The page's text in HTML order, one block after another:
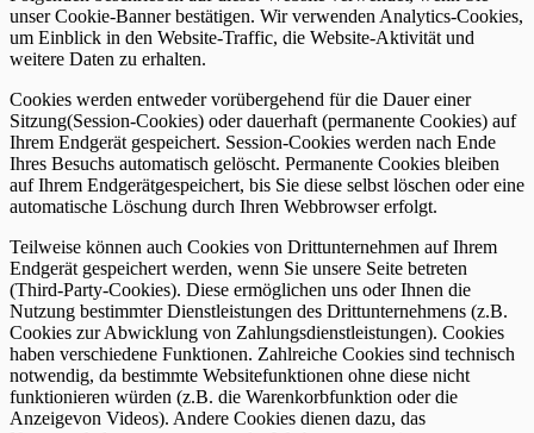
unser Cookie-Banner bestätigen. Wir verwenden Analytics-Cookies,
um Einblick in den Website-Traffic, die Website-Aktivität und
weitere Daten zu erhalten.
Cookies werden entweder vorübergehend für die Dauer einer
Sitzung(Session-Cookies) oder dauerhaft (permanente Cookies) auf
Ihrem Endgerät gespeichert. Session-Cookies werden nach Ende
Ihres Besuchs automatisch gelöscht. Permanente Cookies bleiben
auf Ihrem Endgerätgespeichert, bis Sie diese selbst löschen oder eine
automatische Löschung durch Ihren Webbrowser erfolgt.
Teilweise können auch Cookies von Drittunternehmen auf Ihrem
Endgerät gespeichert werden, wenn Sie unsere Seite betreten
(Third-Party-Cookies). Diese ermöglichen uns oder Ihnen die
Nutzung bestimmter Dienstleistungen des Drittunternehmens (z.B.
Cookies zur Abwicklung von Zahlungsdienstleistungen). Cookies
haben verschiedene Funktionen. Zahlreiche Cookies sind technisch
notwendig, da bestimmte Websitefunktionen ohne diese nicht
funktionieren würden (z.B. die Warenkorbfunktion oder die
Anzeigevon Videos). Andere Cookies dienen dazu, das